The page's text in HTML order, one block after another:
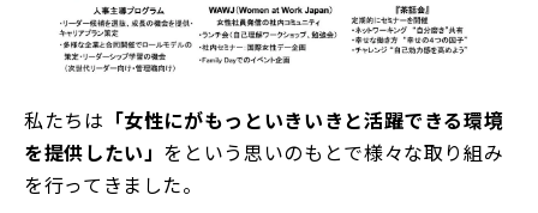
私たちは 「女性にがもっといきいきと活躍できる環境
を提供したい」 をという思いのもとで様々な取り組み
を行ってきました。